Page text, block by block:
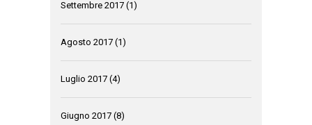
Settembre 2017 (1)
Agosto 2017 (1)
Luglio 2017 (4)
Giugno 2017 (8)